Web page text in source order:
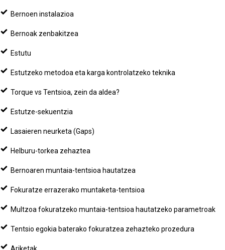
Bernoen instalazioa
Bernoak zenbakitzea
Estutu
Estutzeko metodoa eta karga kontrolatzeko teknika
Torque vs Tentsioa, zein da aldea?
Estutze-sekuentzia
Lasaieren neurketa (Gaps)
Helburu-torkea zehaztea
Bernoaren muntaia-tentsioa hautatzea
Fokuratze errazerako muntaketa-tentsioa
Multzoa fokuratzeko muntaia-tentsioa hautatzeko parametroak
Tentsio egokia baterako fokuratzea zehazteko prozedura